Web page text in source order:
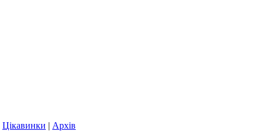
Цікавинки | Архів